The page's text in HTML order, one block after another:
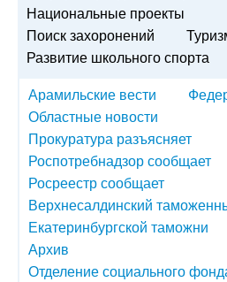
Национальные проекты
Поиск захоронений
Развитие школьного спорта
Арамильские вести
Областные новости
Прокуратура разъясняет
Роспотребнадзор сообщает
Росреестр сообщает
Верхнесалдинский
Екатеринбургской таможни
Архив
Отделение социального